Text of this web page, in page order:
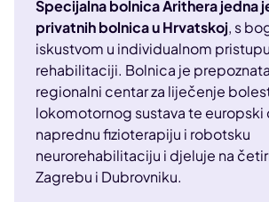
Specijalna bolnica Arithera jedna
privatnih bolnica u Hrvatskoj, s
iskustvom u individualnom
rehabilitaciji. Bolnica je
regionalni centar za liječenje
lokomotornog sustava te europski
naprednu fizioterapiju i robotsku
neurorehabilitaciju i djeluje na
Zagrebu i Dubrovniku.